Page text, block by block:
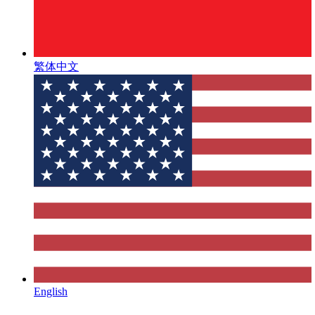
繁体中文
English